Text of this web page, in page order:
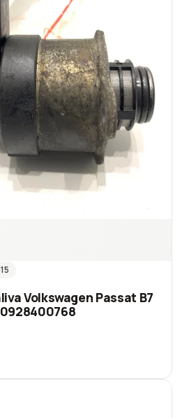
Volkswagen Passat B7